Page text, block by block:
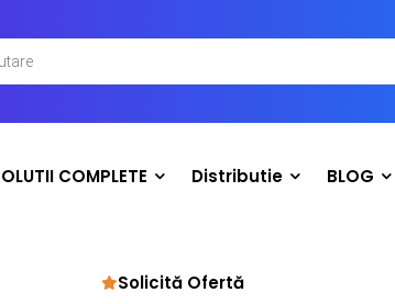
COMPLETE Distributie BLOG
Solicită Ofertă